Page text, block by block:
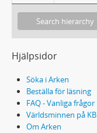
Hjälpsidor
Söka i Arken
Beställa för läsning
FAQ - Vanliga frågor
Världsminnen på KB
Om Arken